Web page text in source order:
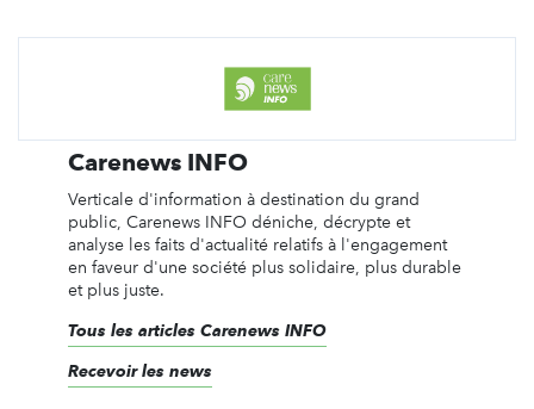
Carenews INFO
Verticale d'information à destination du grand
public, Carenews INFO déniche, décrypte et
analyse les faits d'actualité relatifs à l'engagement
en faveur d'une société plus solidaire, plus durable
et plus juste.
Tous les articles Carenews INFO
Recevoir les news